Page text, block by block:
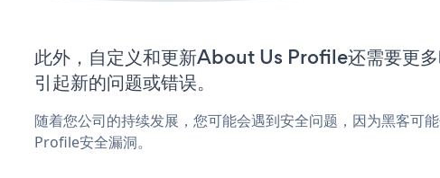
此外，自定义和更新About Us Profile还需要更
引起新的问题或错误。
随着您公司的持续发展，您可能会遇到安全问题，因为黑客可
Profile安全漏洞。